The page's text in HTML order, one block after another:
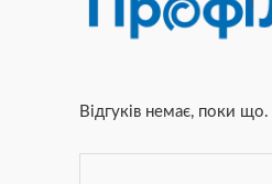
Відгуків немає, поки що.